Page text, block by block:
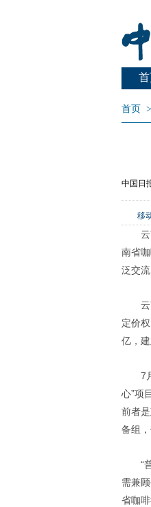
首页
中国日
移
南省
泛交流
定价
亿，
7
心”项
前者
备组
“
需兼
省咖